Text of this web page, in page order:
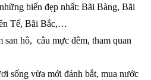
biển đẹp nhất: Bãi Bàng, Bãi
Tế, Bãi Bắc,…
san hô, câu mực đêm, tham quan
sống vừa mới đánh bắt, mua nước